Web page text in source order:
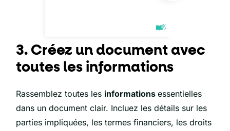
3. Créez un document avec
toutes les informations
Rassemblez toutes les informationsessentielles
dans un document clair. Incluez les détails sur les
parties impliquées, les termes financiers, les droits